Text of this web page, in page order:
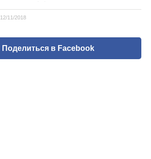
12/11/2018
Поделиться в Facebook